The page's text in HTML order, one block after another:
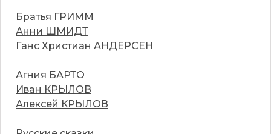
Братья ГРИММ
Анни ШМИДТ
Ганс Христиан АНДЕРСЕН
Агния БАРТО
Иван КРЫЛОВ
Алексей КРЫЛОВ